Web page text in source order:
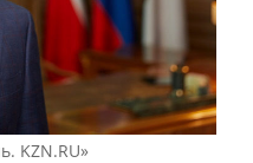
KZN.RU»